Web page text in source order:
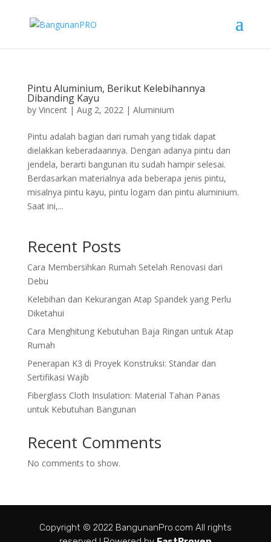
Pintu Aluminium, Berikut Kelebihannya
Dibanding Kayu
by Vincent| Aug 2, 2022| Aluminium
Pintu adalah bagian dari rumah yang tidak dapat
dielakkan keberadaannya. Dengan adanya pintu dan
jendela, berarti bangunan itu sudah hampir selesai.
Berdasarkan materialnya ada beberapa jenis pintu,
misalnya pintu kayu, pintu logam dan pintu aluminium.
Saat ini,...
Recent Posts
Cara Membersihkan Rumah Setelah Renovasi dari
Debu
Kelebihan dan Kekurangan Atap Spandek yang Perlu
Diketahui
Cara Menghitung Kebutuhan Baja Ringan untuk Atap
Rumah
Penerapan K3 di Proyek Konstruksi: Standar dan
Sertifikasi Wajib
Fiberglass Cloth Insulation: Material Tahan Panas
untuk Kebutuhan Bangunan
Recent Comments
No comments to show.
Copyright © 2022 BangunanPro.com All rights